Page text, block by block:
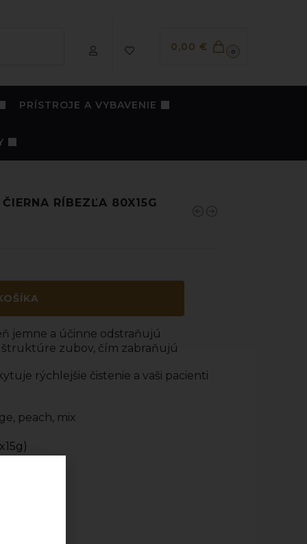
0,00 € 0
PRÍSTROJE A VYBAVENIE
RÍBEZĽA 80X15G
jemne a účinne odstraňujú
štruktúre zubov, čím zabraňujú
rýchlejšie čistenie a vaši pacienti
peach, mix